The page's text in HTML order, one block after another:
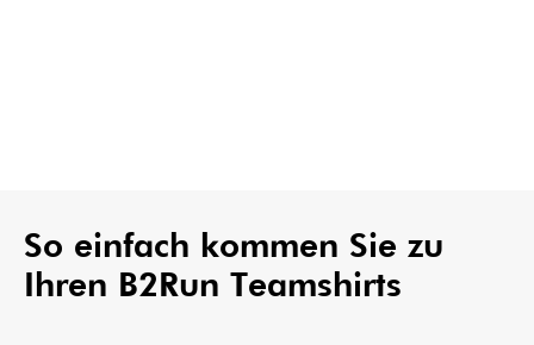
So einfach kommen Sie zu
Ihren B2Run Teamshirts